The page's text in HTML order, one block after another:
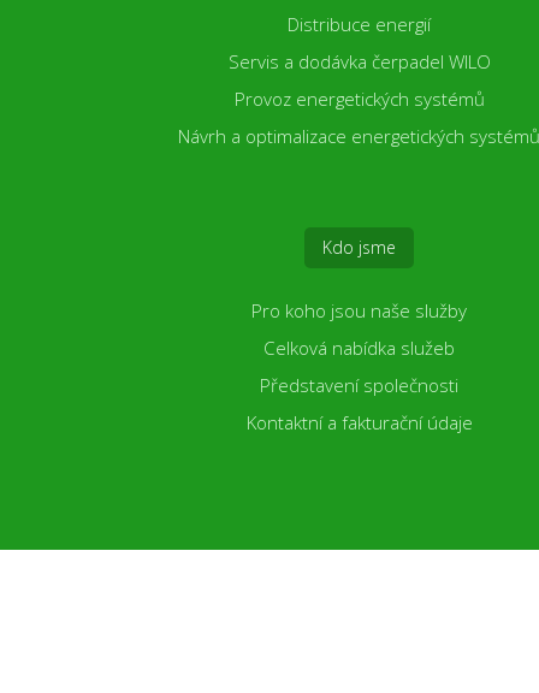
Distribuce energií
Servis a dodávka čerpadel WILO
Provoz energetických systémů
Návrh a optimalizace energetických systémů
Kdo jsme
Pro koho jsou naše služby
Celková nabídka služeb
Představení společnosti
Kontaktní a fakturační údaje